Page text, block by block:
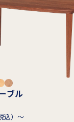
ブル
込）～